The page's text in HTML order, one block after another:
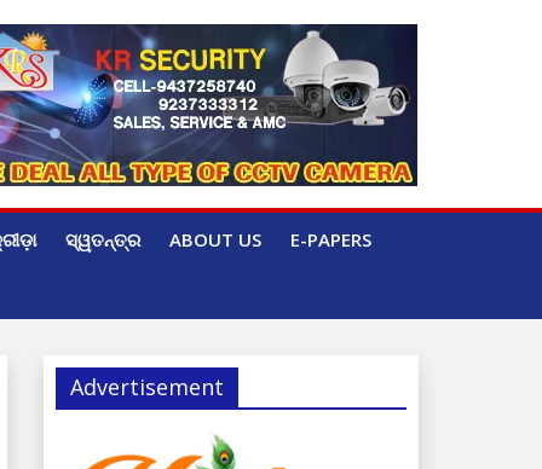
ସ୍ୱତନ୍ତ୍ର ABOUT US E-PAPERS
Advertisement